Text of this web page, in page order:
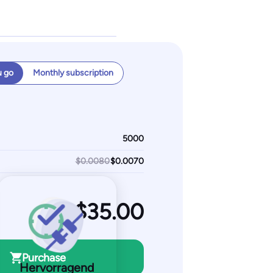
go Monthly subscription
$0.0080
Purchase
Hervorragend